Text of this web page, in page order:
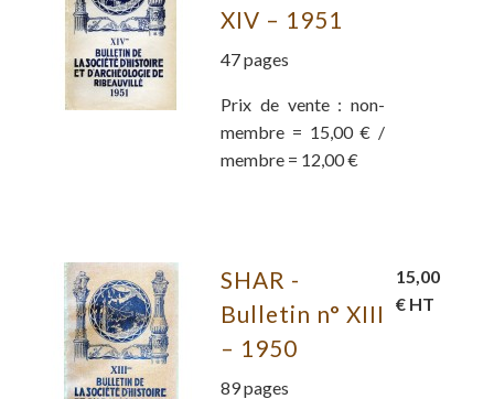
XIV – 1951
47 pages
Prix de vente : non-
membre = 15,00 € /
membre = 12,00 €
SHAR -
Bulletin n° XIII
– 1950
89 pages
15,00
€ HT